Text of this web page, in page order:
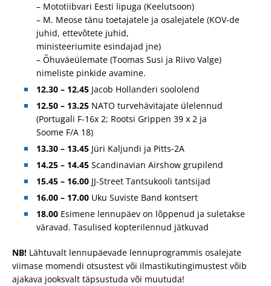
– Mototiibvari Eesti lipuga (Keelutsoon)
– M. Meose tänu toetajatele ja osalejatele (KOV-de
juhid, ettevõtete juhid,
ministeeriumite esindajad jne)
– Õhuväeülemate (Toomas Susi ja Riivo Valge)
nimeliste pinkide avamine.
12.30 – 12.45 Jacob Hollanderi soololend
12.50 – 13.25 NATO turvehävitajate ülelennud
(Portugali F-16x 2; Rootsi Grippen 39 x 2 ja
Soome F/A 18)
13.30 – 13.45 Jüri Kaljundi ja Pitts-2A
14.25 – 14.45 Scandinavian Airshow grupilend
15.45 – 16.00 JJ-Street Tantsukooli tantsijad
16.00 – 17.00 Uku Suviste Band kontsert
18.00 Esimene lennupäev on lõppenud ja suletakse
väravad. Tasulised kopterilennud jätkuvad
NB! Lähtuvalt lennupäevade lennuprogrammis osalejate
viimase momendi otsustest või ilmastikutingimustest võib
ajakava jooksvalt täpsustuda või muutuda!